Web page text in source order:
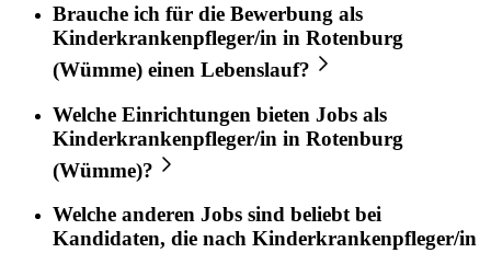
Brauche ich für die Bewerbung als
Kinderkrankenpfleger/in in Rotenburg
(Wümme) einen Lebenslauf?
Welche Einrichtungen bieten Jobs als
Kinderkrankenpfleger/in in Rotenburg
(Wümme)?
Welche anderen Jobs sind beliebt bei
Kandidaten, die nach Kinderkrankenpfleger/in